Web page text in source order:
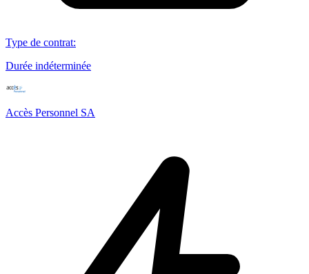
Type de contrat:
Durée indéterminée
Accès Personnel SA